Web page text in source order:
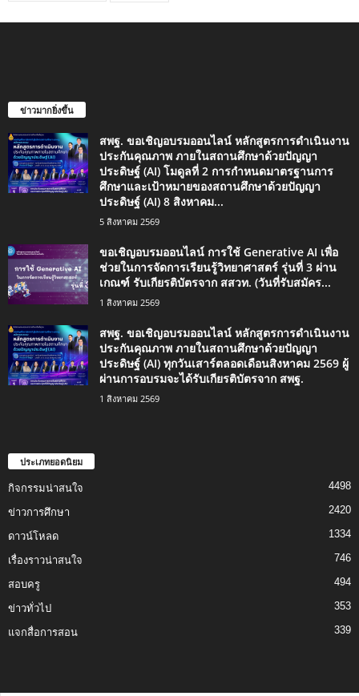
ข่าวมากยิ่งขึ้น
สพฐ. ขอเชิญอบรมออนไลน์ หลักสูตรการดำเนินงาน
ประกันคุณภาพ ภายในสถานศึกษาด้วยปัญญา
ประดิษฐ์ (AI) โมดูลที่ 2 การกำหนดมาตรฐานการ
ศึกษาและเป้าหมายของสถานศึกษาด้วยปัญญา
ประดิษฐ์ (AI) 8 สิงหาคม...
5 สิงหาคม 2569
ขอเชิญอบรมออนไลน์ การใช้ Generative AI เพื่อ
ช่วยในการจัดการเรียนรู้วิทยาศาสตร์ รุ่นที่ 3 ผ่าน
เกณฑ์ รับเกียรติบัตรจาก สสวท. (วันที่รับสมัคร...
1 สิงหาคม 2569
สพฐ. ขอเชิญอบรมออนไลน์ หลักสูตรการดำเนินงาน
ประกันคุณภาพ ภายในสถานศึกษาด้วยปัญญา
ประดิษฐ์ (AI) ทุกวันเสาร์ตลอดเดือนสิงหาคม 2569 ผู้
ผ่านการอบรมจะได้รับเกียรติบัตรจาก สพฐ.
1 สิงหาคม 2569
ประเภทยอดนิยม
กิจกรรมน่าสนใจ 4498
ข่าวการศึกษา 2420
ดาวน์โหลด 1334
เรื่องราวน่าสนใจ 746
สอบครู 494
ข่าวทั่วไป 353
แจกสื่อการสอน 339